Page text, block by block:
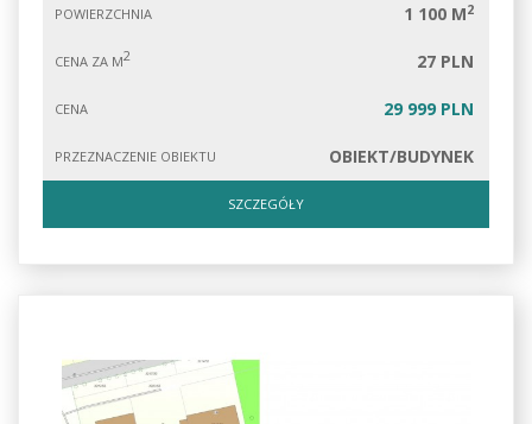
POWIERZCHNIA 1 100 M2
CENA ZA M2 27 PLN
CENA 29 999 PLN
PRZEZNACZENIE OBIEKTU OBIEKT/BUDYNEK
SZCZEGÓŁY